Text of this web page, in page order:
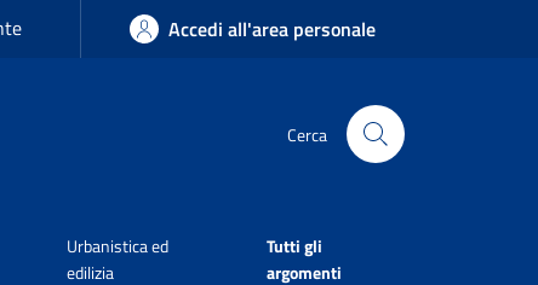
Accedi all'area personale
Cerca
Urbanistica ed
edilizia
Tutti gli
argomenti